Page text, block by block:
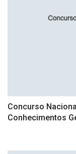
Concurso
Conhecimentos